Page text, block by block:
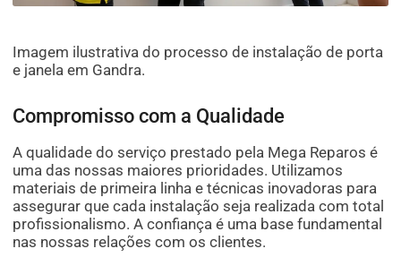
Imagem ilustrativa do processo de instalação de porta
e janela em Gandra.
Compromisso com a Qualidade
A qualidade do serviço prestado pela Mega Reparos é
uma das nossas maiores prioridades. Utilizamos
materiais de primeira linha e técnicas inovadoras para
assegurar que cada instalação seja realizada com total
profissionalismo. A confiança é uma base fundamental
nas nossas relações com os clientes.